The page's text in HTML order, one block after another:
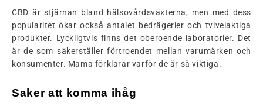
CBD är stjärnan bland hälsovårdsväxterna, men med dess
popularitet ökar också antalet bedrägerier och tvivelaktiga
produkter. Lyckligtvis finns det oberoende laboratorier. Det
är de som säkerställer förtroendet mellan varumärken och
konsumenter. Mama förklarar varför de är så viktiga.
Saker att komma ihåg